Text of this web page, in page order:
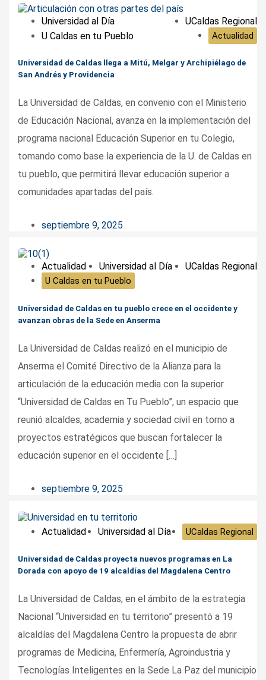
Universidad al Día
UCaldas Regional
U Caldas en tu Pueblo
Actualidad
Universidad de Caldas llega a Mitú, Melgar y Archipiélago de
San Andrés y Providencia
La Universidad de Caldas, en convenio con el Ministerio
de Educación Nacional, avanza en la implementación del
programa nacional Educación Superior en tu Colegio,
tomando como base la experiencia de la U. de Caldas en
tu pueblo, que permitirá llevar educación superior a
comunidades apartadas del país.
septiembre 9, 2025
Actualidad Universidad al Día UCaldas Regional
U Caldas en tu Pueblo
Universidad de Caldas en tu pueblo crece en el occidente y
avanzan obras de la Sede en Anserma
La Universidad de Caldas realizó en el municipio de
Anserma el Comité Directivo de la Alianza para la
articulación de la educación media con la superior
“Universidad de Caldas en Tu Pueblo”, un espacio que
reunió alcaldes, academia y sociedad civil en torno a
proyectos estratégicos que buscan fortalecer la
educación superior en el occidente […]
septiembre 9, 2025
Actualidad Universidad al Día UCaldas Regional
Universidad de Caldas proyecta nuevos programas en La
Dorada con apoyo de 19 alcaldías del Magdalena Centro
La Universidad de Caldas, en el ámbito de la estrategia
Nacional “Universidad en tu territorio” presentó a 19
alcaldías del Magdalena Centro la propuesta de abrir
programas de Medicina, Enfermería, Agroindustria y
Tecnologías Inteligentes en la Sede La Paz del municipio